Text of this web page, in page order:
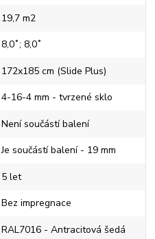
19,7 m2
8,0˚; 8,0˚
172x185 cm (Slide Plus)
4-16-4 mm - tvrzené sklo
Není součástí balení
Je součástí balení - 19 mm
5 let
Bez impregnace
RAL7016 - Antracitová šedá